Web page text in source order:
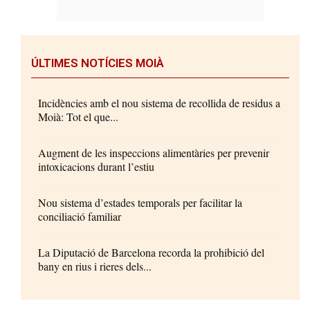
ÚLTIMES NOTÍCIES MOIÀ
Incidències amb el nou sistema de recollida de residus a
Moià: Tot el que...
Augment de les inspeccions alimentàries per prevenir
intoxicacions durant l’estiu
Nou sistema d’estades temporals per facilitar la
conciliació familiar
La Diputació de Barcelona recorda la prohibició del
bany en rius i rieres dels...